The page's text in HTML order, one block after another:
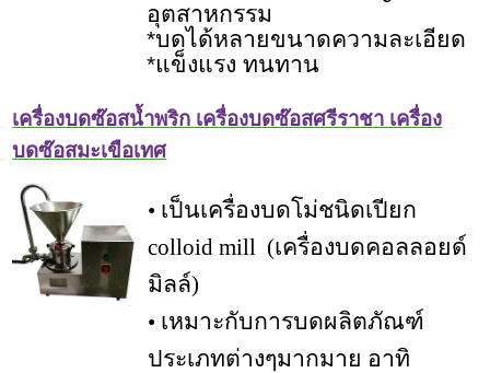
อุตสาหกรรม
*บดได้หลายขนาดความละเอียด
*แข็งแรง ทนทาน
เครื่องบดซ๊อสน้ำพริก เครื่องบดซ๊อสศรีราชา เครื่อง
บดซ๊อสมะเขือเทศ
• เป็นเครื่องบดโม่ชนิดเปียก
colloid mill (เครื่องบดคอลลอยด์
มิลล์)
• เหมาะกับการบดผลิตภัณฑ์
ประเภทต่างๆมากมาย อาทิ